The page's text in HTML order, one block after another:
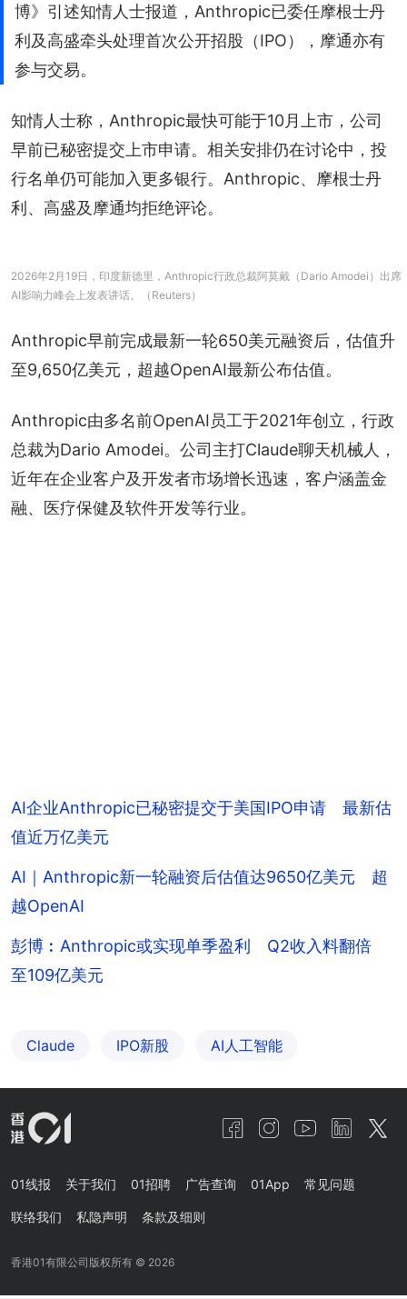
博》引述知情人士报道，Anthropic已委任摩根士丹
利及高盛牵头处理首次公开招股（IPO），摩通亦有
参与交易。
知情人士称，Anthropic最快可能于10月上市，公司
早前已秘密提交上市申请。相关安排仍在讨论中，投
行名单仍可能加入更多银行。Anthropic、摩根士丹
利、高盛及摩通均拒绝评论。
2026年2月19日，印度新德里，Anthropic行政总裁阿莫戴（Dario Amodei）出席
AI影响力峰会上发表讲话。（Reuters）
Anthropic早前完成最新一轮650美元融资后，估值升
至9,650亿美元，超越OpenAI最新公布估值。
Anthropic由多名前OpenAI员工于2021年创立，行政
总裁为Dario Amodei。公司主打Claude聊天机械人，
近年在企业客户及开发者市场增长迅速，客户涵盖金
融、医疗保健及软件开发等行业。
AI企业Anthropic已秘密提交于美国IPO申请 最新估
值近万亿美元
AI｜Anthropic新一轮融资后估值达9650亿美元 超
越OpenAI
彭博︰Anthropic或实现单季盈利 Q2收入料翻倍
至109亿美元
Claude IPO新股 AI人工智能
01线报 关于我们 01招聘 广告查询 01App 常见问题
联络我们 私隐声明 条款及细则
香港01有限公司版权所有 © 2026